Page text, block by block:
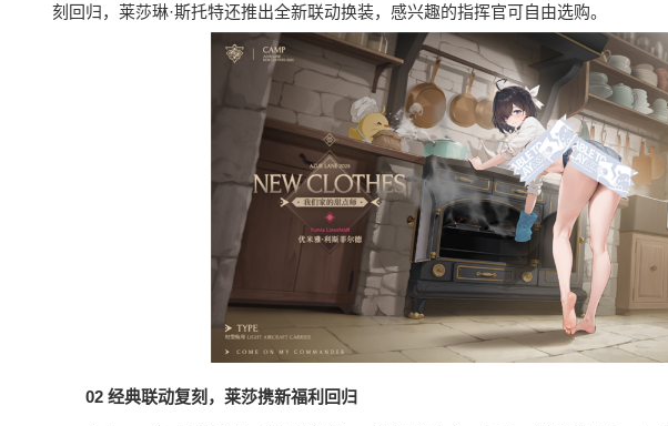
刻回归，莱莎琳·斯托特还推出全新联动换装，感兴趣的指挥官可自由选购。
02 经典联动复刻，莱莎携新福利回归